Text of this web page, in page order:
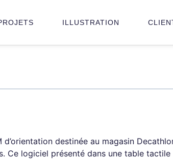
ILLUSTRATION
d’orientation destinée au magasin
Ce logiciel présenté dans une table tactile